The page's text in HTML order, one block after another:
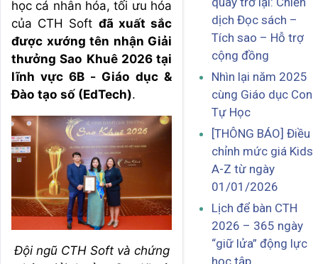
học cá nhân hóa, tối ưu hóa
của CTH Soft đã xuất sắc
được xướng tên nhận Giải
thưởng Sao Khuê 2026 tại
lĩnh vực 6B - Giáo dục &
Đào tạo số (EdTech).
Đội ngũ CTH Soft và chứng
dịch Đọc sách –
Tích sao – Hỗ trợ
cộng đồng
Nhìn lại năm 2025
cùng Giáo dục Con
Tự Học
[THÔNG BÁO] Điều
chỉnh mức giá Kids
A-Z từ ngày
01/01/2026
Lịch để bàn CTH
2026 – 365 ngày
“giữ lửa” động lực